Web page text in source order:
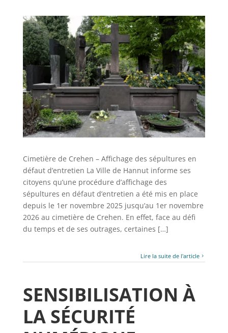
Cimetière de Crehen – Affichage des sépultures en
défaut d’entretien La Ville de Hannut informe ses
citoyens qu’une procédure d’affichage des
sépultures en défaut d’entretien a été mis en place
depuis le 1er novembre 2025 jusqu’au 1er novembre
2026 au cimetière de Crehen. En effet, face au défi
du temps et de ses outrages, certaines […]
Lire la suite de l'article
SENSIBILISATION À
LA SÉCURITÉ